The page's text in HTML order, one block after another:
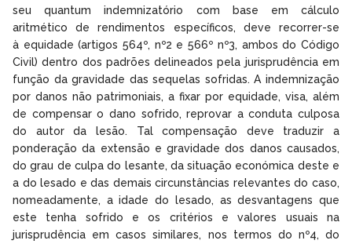
seu quantum indemnizatório com base em cálculo
aritmético de rendimentos específicos, deve recorrer-se
à equidade (artigos 564º, nº2 e 566º nº3, ambos do Código
Civil) dentro dos padrões delineados pela jurisprudência em
função da gravidade das sequelas sofridas. A indemnização
por danos não patrimoniais, a fixar por equidade, visa, além
de compensar o dano sofrido, reprovar a conduta culposa
do autor da lesão. Tal compensação deve traduzir a
ponderação da extensão e gravidade dos danos causados,
do grau de culpa do lesante, da situação económica deste e
a do lesado e das demais circunstâncias relevantes do caso,
nomeadamente, a idade do lesado, as desvantagens que
este tenha sofrido e os critérios e valores usuais na
jurisprudência em casos similares, nos termos do nº4, do